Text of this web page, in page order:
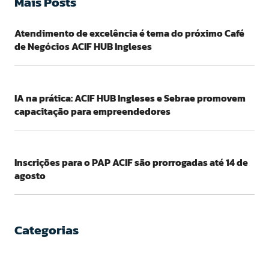
Atendimento de excelência é tema do próximo Café
de Negócios ACIF HUB Ingleses
IA na prática: ACIF HUB Ingleses e Sebrae promovem
capacitação para empreendedores
Inscrições para o PAP ACIF são prorrogadas até 14 de
agosto
Categorias